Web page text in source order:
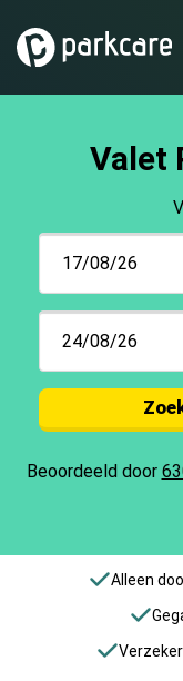
Valet
Beoordeeld door
Alleen